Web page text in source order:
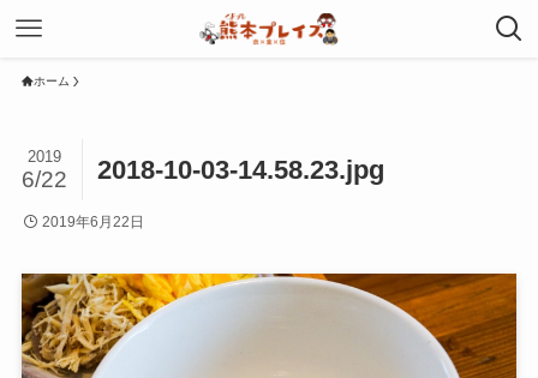
ホーム
2018-10-03-14.58.23.jpg
2019
6/22
2019年6月22日